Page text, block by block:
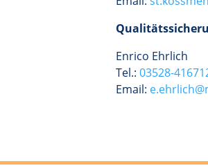
Enrico Ehrlich
Tel.: 03528-
Email: